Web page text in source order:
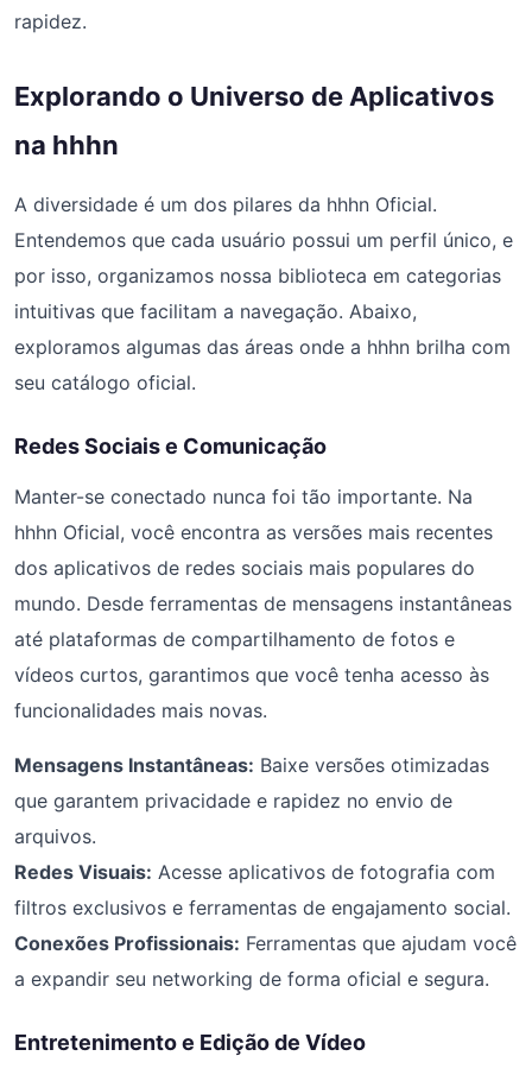
rapidez.
Explorando o Universo de Aplicativos
na hhhn
A diversidade é um dos pilares da hhhn Oficial.
Entendemos que cada usuário possui um perfil único, e
por isso, organizamos nossa biblioteca em categorias
intuitivas que facilitam a navegação. Abaixo,
exploramos algumas das áreas onde a hhhn brilha com
seu catálogo oficial.
Redes Sociais e Comunicação
Manter-se conectado nunca foi tão importante. Na
hhhn Oficial, você encontra as versões mais recentes
dos aplicativos de redes sociais mais populares do
mundo. Desde ferramentas de mensagens instantâneas
até plataformas de compartilhamento de fotos e
vídeos curtos, garantimos que você tenha acesso às
funcionalidades mais novas.
Mensagens Instantâneas: Baixe versões otimizadas
que garantem privacidade e rapidez no envio de
arquivos.
Redes Visuais: Acesse aplicativos de fotografia com
filtros exclusivos e ferramentas de engajamento social.
Conexões Profissionais: Ferramentas que ajudam você
a expandir seu networking de forma oficial e segura.
Entretenimento e Edição de Vídeo